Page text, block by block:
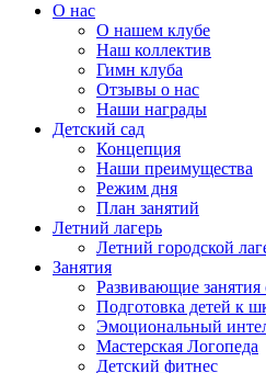
О нас
О нашем клубе
Наш коллектив
Гимн клуба
Отзывы о нас
Наши награды
Детский сад
Концепция
Наши преимущества
Режим дня
План занятий
Летний лагерь
Летний городской
Занятия
Развивающие занятия
Подготовка детей к
Эмоциональный
Мастерская Логопеда
Детский фитнес